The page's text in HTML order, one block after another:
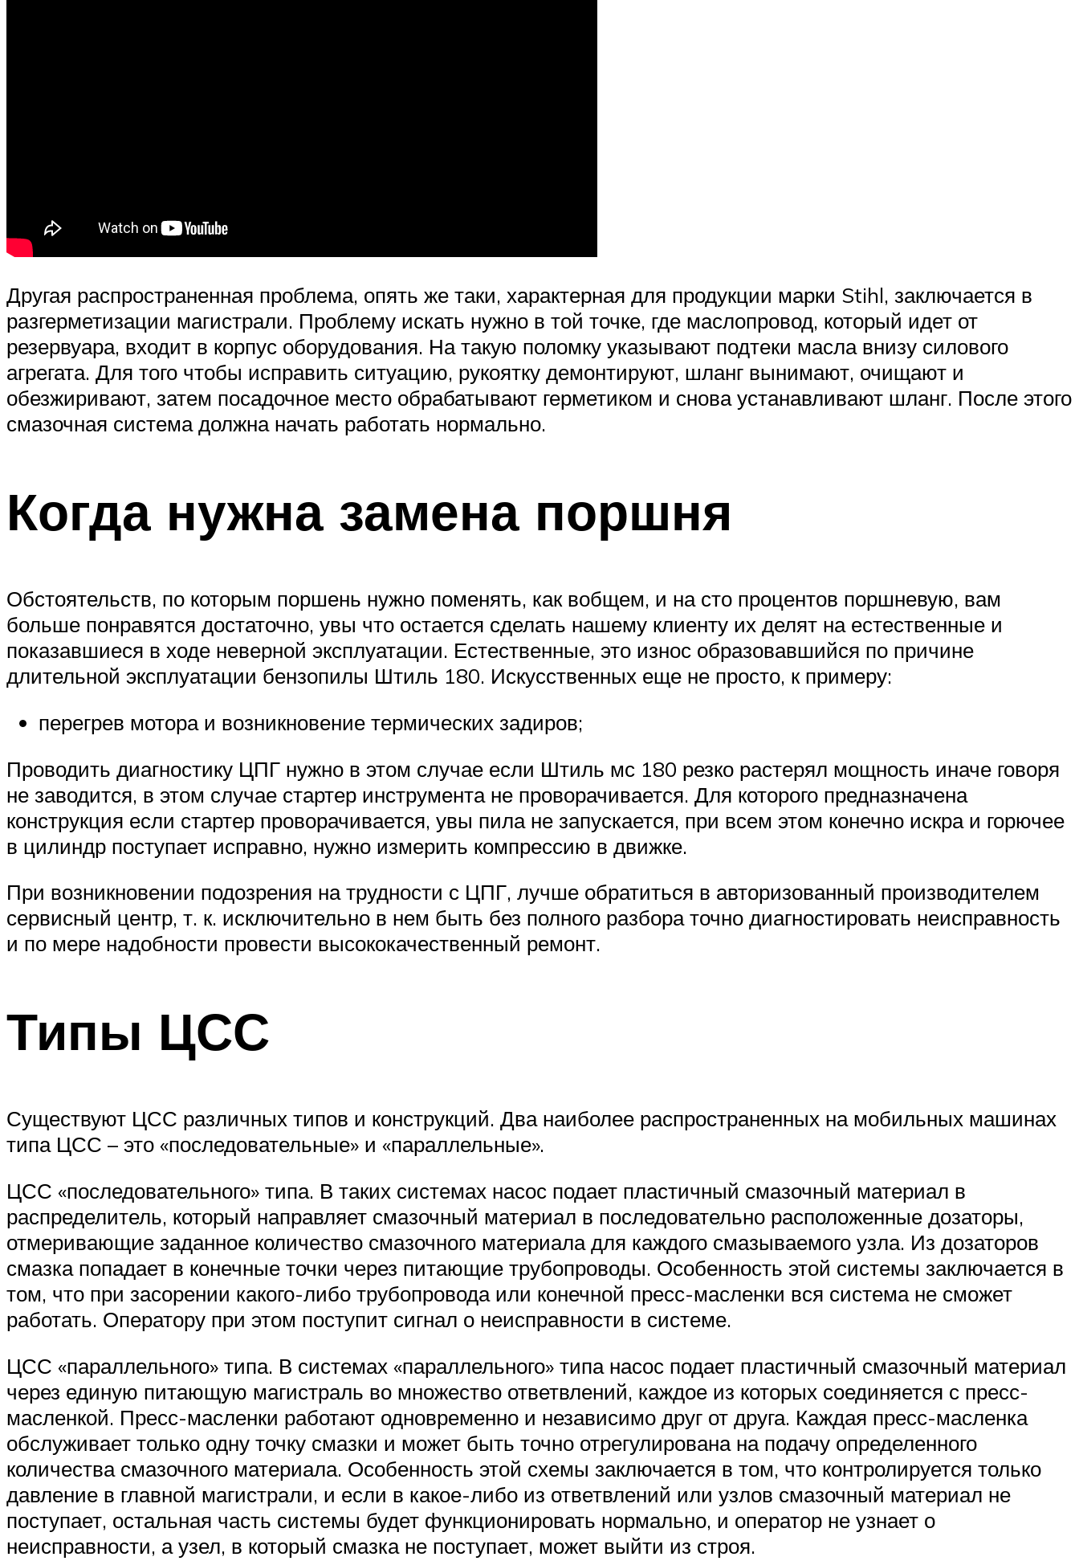
Другая распространенная проблема, опять же таки, характерная для продукции марки Stihl, заключается в
разгерметизации магистрали. Проблему искать нужно в той точке, где маслопровод, который идет от
резервуара, входит в корпус оборудования. На такую поломку указывают подтеки масла внизу силового
агрегата. Для того чтобы исправить ситуацию, рукоятку демонтируют, шланг вынимают, очищают и
обезжиривают, затем посадочное место обрабатывают герметиком и снова устанавливают шланг. После этого
смазочная система должна начать работать нормально.
Когда нужна замена поршня
Обстоятельств, по которым поршень нужно поменять, как вобщем, и на сто процентов поршневую, вам
больше понравятся достаточно, увы что остается сделать нашему клиенту их делят на естественные и
показавшиеся в ходе неверной эксплуатации. Естественные, это износ образовавшийся по причине
длительной эксплуатации бензопилы Штиль 180. Искусственных еще не просто, к примеру:
перегрев мотора и возникновение термических задиров;
Проводить диагностику ЦПГ нужно в этом случае если Штиль мс 180 резко растерял мощность иначе говоря
не заводится, в этом случае стартер инструмента не проворачивается. Для которого предназначена
конструкция если стартер проворачивается, увы пила не запускается, при всем этом конечно искра и горючее
в цилиндр поступает исправно, нужно измерить компрессию в движке.
При возникновении подозрения на трудности с ЦПГ, лучше обратиться в авторизованный производителем
сервисный центр, т. к. исключительно в нем быть без полного разбора точно диагностировать неисправность
и по мере надобности провести высококачественный ремонт.
Типы ЦСС
Существуют ЦСС различных типов и конструкций. Два наиболее распространенных на мобильных машинах
типа ЦСС – это «последовательные» и «параллельные».
ЦСС «последовательного» типа. В таких системах насос подает пластичный смазочный материал в
распределитель, который направляет смазочный материал в последовательно расположенные дозаторы,
отмеривающие заданное количество смазочного материала для каждого смазываемого узла. Из дозаторов
смазка попадает в конечные точки через питающие трубопроводы. Особенность этой системы заключается в
том, что при засорении какого-либо трубопровода или конечной пресс-масленки вся система не сможет
работать. Оператору при этом поступит сигнал о неисправности в системе.
ЦСС «параллельного» типа. В системах «параллельного» типа насос подает пластичный смазочный материал
через единую питающую магистраль во множество ответвлений, каждое из которых соединяется с пресс-
масленкой. Пресс-масленки работают одновременно и независимо друг от друга. Каждая пресс-масленка
обслуживает только одну точку смазки и может быть точно отрегулирована на подачу определенного
количества смазочного материала. Особенность этой схемы заключается в том, что контролируется только
давление в главной магистрали, и если в какое-либо из ответвлений или узлов смазочный материал не
поступает, остальная часть системы будет функционировать нормально, и оператор не узнает о
неисправности, а узел, в который смазка не поступает, может выйти из строя.